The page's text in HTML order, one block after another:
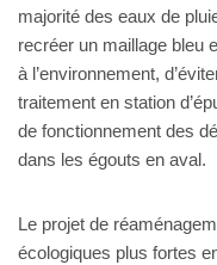
majorité des eaux de
recréer un maillage bleu
à l’environnement,
traitement en station
de fonctionnement des
dans les égouts en aval.
Le projet de
écologiques plus fortes